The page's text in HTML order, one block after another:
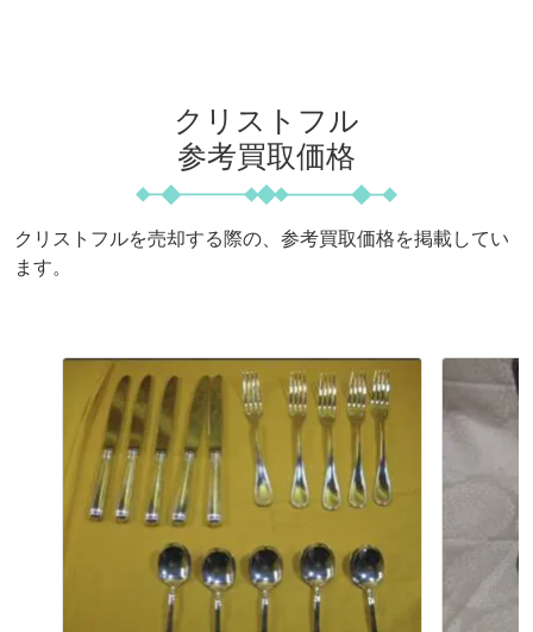
クリストフル
参考買取価格
クリストフルを売却する際の、参考買取価格を掲載してい
ます。